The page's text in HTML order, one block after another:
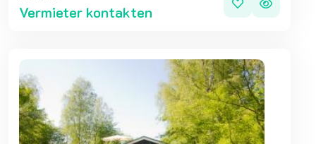
Vermieter kontakten